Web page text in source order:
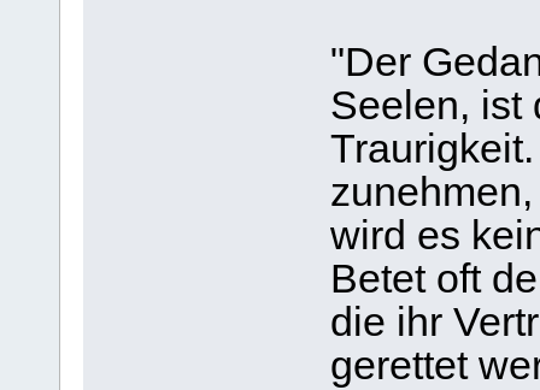
"Der
Seelen, ist
wird es
Betet oft
die ihr
gerettet